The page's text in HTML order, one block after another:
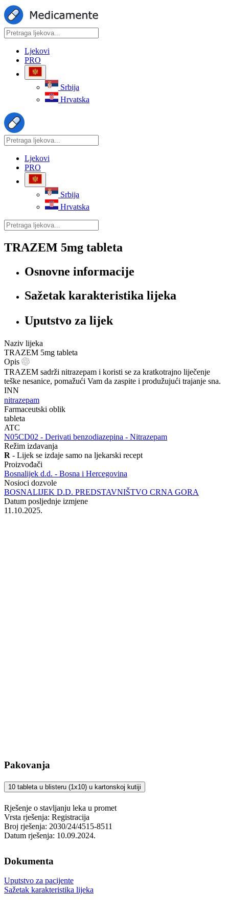
Ljekovi
PRO
Srbija
Hrvatska
Ljekovi
PRO
Srbija
Hrvatska
TRAZEM 5mg tableta
Osnovne informacije
Sažetak karakteristika lijeka
Uputstvo za lijek
Naziv lijeka
TRAZEM 5mg tableta
Opis
TRAZEM sadrži nitrazepam i koristi se za kratkotrajno liječenje
teške nesanice, pomažući Vam da zaspite i produžujući trajanje sna.
INN
nitrazepam
Farmaceutski oblik
tableta
ATC
‍N05CD02 - Derivati benzodiazepina - Nitrazepam
Režim izdavanja
R - Lijek se izdaje samo na ljekarski recept
Proizvođači
Bosnalijek d.d. - Bosna i Hercegovina
Nosioci dozvole
BOSNALIJEK D.D. PREDSTAVNIŠTVO CRNA GORA
Datum posljednje izmjene
11.10.2025.
Pakovanja
10 tableta u blisteru (1x10) u kartonskoj kutiji
Rješenje o stavljanju leka u promet
Vrsta rješenja: Registracija
Broj rješenja: 2030/24/4515-8511
Datum rješenja: 10.09.2024.
Dokumenta
Uputstvo za pacijente
Sažetak karakteristika lijeka